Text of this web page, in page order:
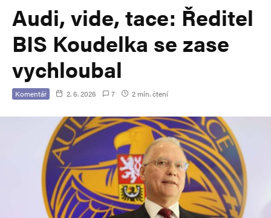
Audi, vide, tace: Ředitel
BIS Koudelka se zase
vychloubal
Komentář 2. 6. 2026 7 2 min. čtení